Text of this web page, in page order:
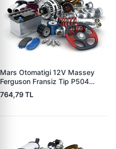
Mars Otomatigi 12V Massey
Ferguson Fransiz Tip P504
P505 Xxx | ZM 0560
764,79 TL